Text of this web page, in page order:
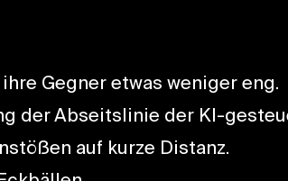
Gegner etwas weniger eng.
der Abseitslinie der KI-
auf kurze Distanz.